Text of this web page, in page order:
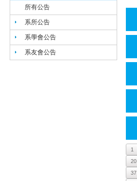
所有公告
系所公告
系學會公告
系友會公告
1
20
37